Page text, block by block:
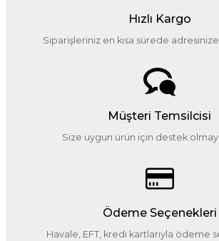
Hızlı Kargo
Siparişleriniz en kısa sürede
Müşteri Temsilcisi
Size uygun ürün için destek
Ödeme Seçenekleri
Havale, EFT, kredi kartlarıyla ödeme